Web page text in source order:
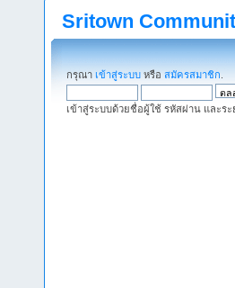
Sritown
กรุณา เข้าสู่ระบบ หรือ สมัครสมาชิก
เข้าสู่ระบบด้วยชื่อผู้ใช้ รหัสผ่าน และระ